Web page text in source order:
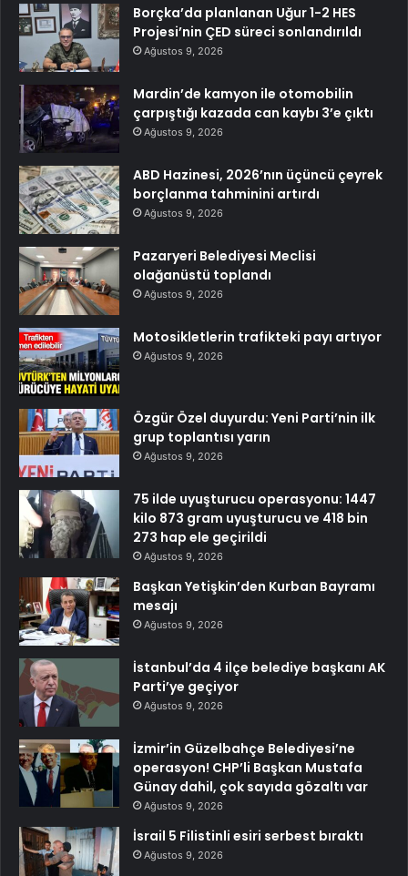
Borçka’da planlanan Uğur 1-2 HES
Projesi’nin ÇED süreci sonlandırıldı
Ağustos 9, 2026
Mardin’de kamyon ile otomobilin
çarpıştığı kazada can kaybı 3’e çıktı
Ağustos 9, 2026
ABD Hazinesi, 2026’nın üçüncü çeyrek
borçlanma tahminini artırdı
Ağustos 9, 2026
Pazaryeri Belediyesi Meclisi
olağanüstü toplandı
Ağustos 9, 2026
Motosikletlerin trafikteki payı artıyor
Ağustos 9, 2026
Özgür Özel duyurdu: Yeni Parti’nin ilk
grup toplantısı yarın
Ağustos 9, 2026
75 ilde uyuşturucu operasyonu: 1447
kilo 873 gram uyuşturucu ve 418 bin
273 hap ele geçirildi
Ağustos 9, 2026
Başkan Yetişkin’den Kurban Bayramı
mesajı
Ağustos 9, 2026
İstanbul’da 4 ilçe belediye başkanı AK
Parti’ye geçiyor
Ağustos 9, 2026
İzmir’in Güzelbahçe Belediyesi’ne
operasyon! CHP’li Başkan Mustafa
Günay dahil, çok sayıda gözaltı var
Ağustos 9, 2026
İsrail 5 Filistinli esiri serbest bıraktı
Ağustos 9, 2026